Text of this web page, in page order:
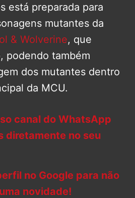
está preparada para
mutantes da
& Wolverine, que
podendo também
dos mutantes dentro
da MCU.
canal do WhatsApp
diretamente no seu
no Google para não
novidade!